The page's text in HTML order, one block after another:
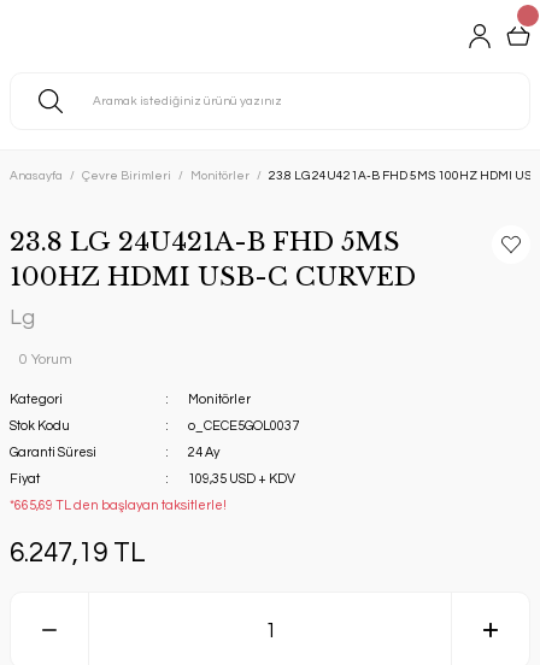
Anasayfa Çevre Birimleri Monitörler 23.8 LG 24U421A-B FHD 5MS 100HZ HDMI
23.8 LG 24U421A-B FHD 5MS
100HZ HDMI USB-C CURVED
Lg
0 Yorum
Kategori
Monitörler
Stok Kodu
o_CECE5GOL0037
Garanti Süresi
24 Ay
Fiyat
109,35 USD + KDV
*665,69 TL den başlayan taksitlerle!
6.247,19 TL